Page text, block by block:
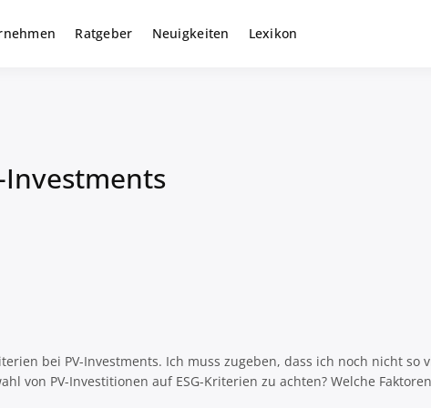
InvestmentsRatgeber Neuigkeiten Lexikon
bei PV-Investments. Ich muss zugeben, dass ich noch nicht so
von PV-Investitionen auf ESG-Kriterien zu achten? Welche